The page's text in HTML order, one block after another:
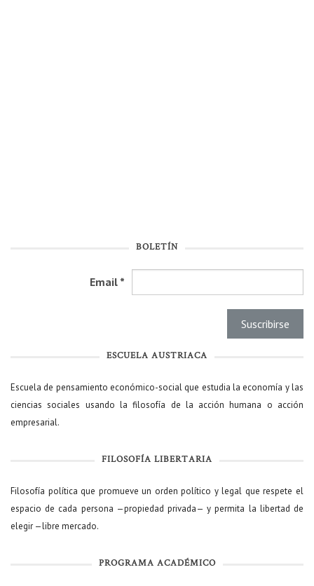
BOLETÍN
Email *
ESCUELA AUSTRIACA
Escuela de pensamiento económico-social que estudia la economía y las
ciencias sociales usando la filosofía de la acción humana o acción
empresarial.
FILOSOFÍA LIBERTARIA
Filosofía política que promueve un orden político y legal que respete el
espacio de cada persona —propiedad privada— y permita la libertad de
elegir —libre mercado.
PROGRAMA ACADÉMICO